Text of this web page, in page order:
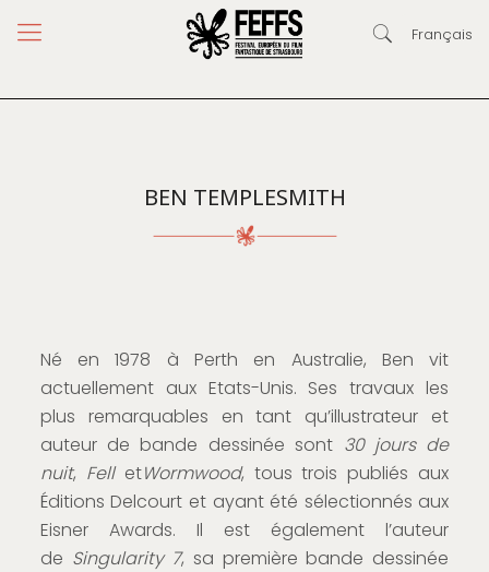
Français
BEN TEMPLESMITH
Né en 1978 à Perth en Australie, Ben vit
actuellement aux Etats-Unis. Ses travaux les
plus remarquables en tant qu’illustrateur et
auteur de bande dessinée sont 30 jours de
nuit, FelletWormwood, tous trois publiés aux
Éditions Delcourt et ayant été sélectionnés aux
Eisner Awards. Il est également l’auteur
de Singularity 7, sa première bande dessinée